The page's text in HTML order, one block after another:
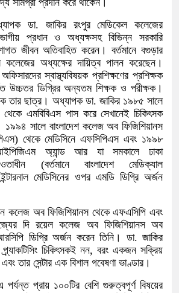
সামগ্রী প্রদান করে থাকেন।
ডা. জাকির রংপুর মেডিকেল কলেজের
প্রধান ও অধ্যক্ষসহ বিভিন্ন সরকারি
জীবন অতিবাহিত করেন। বর্তমানে বগুড়ার
অধ্যক্ষের দায়িত্ব পালন করেছেন।
স্বাস্থ্যবিষয়ক প্রশিক্ষণের প্রশিক্ষক
উচ্চতর ডিগ্রির অন্যতম শিক্ষক ও পরীক্ষক।
তার ছাত্র। অধ্যাপক ডা. জাকির ১৯৮৫ সালে
এমবিবিএস পাস করে সেখানেই চিকিৎসক
১৯৯৪ সালে বাংলাদেশ কলেজ অব ফিজিশিয়ানস
থেকে মেডিসিনে এফসিপিএস এবং ১৯৯৮
অ্যান্ড আর যা সমকালে ঢাকা
(বর্তমানে বাংলাদেশ মেডিক্যাল
মেডিসিনের ওপর এমডি ডিগ্রি অর্জন
কলেজ অব ফিজিশিয়ানস থেকে এফএসিপি এবং
দি রয়েল কলেজ অব ফিজিশিয়ানস অব
ডিগ্রি অর্জন করেন তিনি। ডা. জাকির
চিকিৎসকই নন, বরং একজন সক্রিয়
তার সেন্টার এক বিশাল গবেষণা ভাণ্ডার।
এ পর্যন্ত প্রায় ১০০টির বেশি গুরুত্বপূর্ণ বিষয়ের